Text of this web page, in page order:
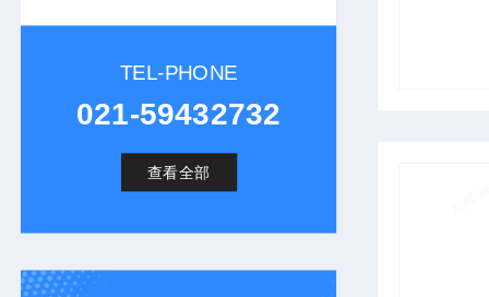
TEL-PHONE
021-59432732
查看全部